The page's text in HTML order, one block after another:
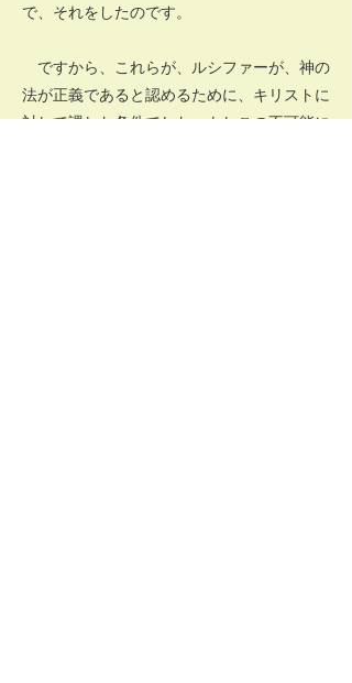
で、それをしたのです。
ですから、これらが、ルシファーが、神の
法が正義であると認めるために、キリストに
対して課した条件でした。もしこの不可能に